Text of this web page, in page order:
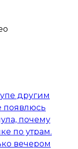
другим
появлюсь
почему
по утрам.
вечером